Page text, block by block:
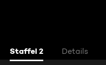
Staffel 2 Details